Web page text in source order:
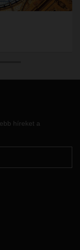
híreket a